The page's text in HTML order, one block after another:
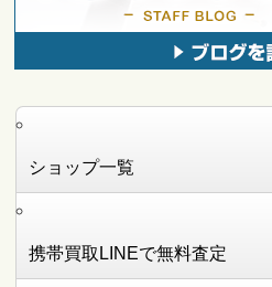
ショップ一覧
携帯買取LINEで無料査定